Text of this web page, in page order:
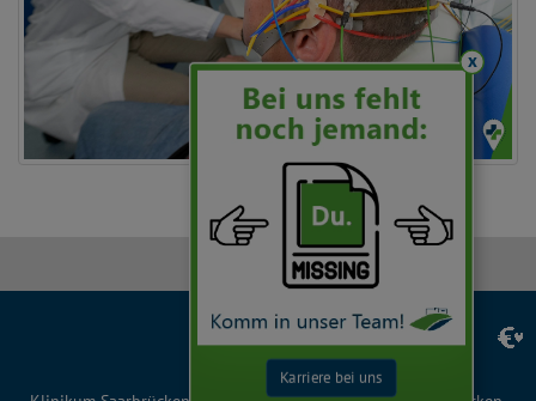
TikTok
YouTube
LinkedIn
Instagram
Facebook
x
Karriere bei uns